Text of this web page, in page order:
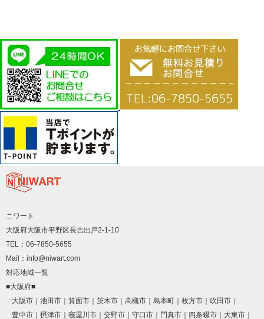
ニワート
大阪府大阪市平野区長吉出戸2-1-10
TEL：06-7850-5655
Mail：info@niwart.com
対応地域一覧
■大阪府■
大阪市
池田市 箕面市 茨木市 高槻市 島本町 枚方市
吹田市
豊中市
摂津市 寝屋川市 交野市 守口市 門真市 四条畷市 大東市